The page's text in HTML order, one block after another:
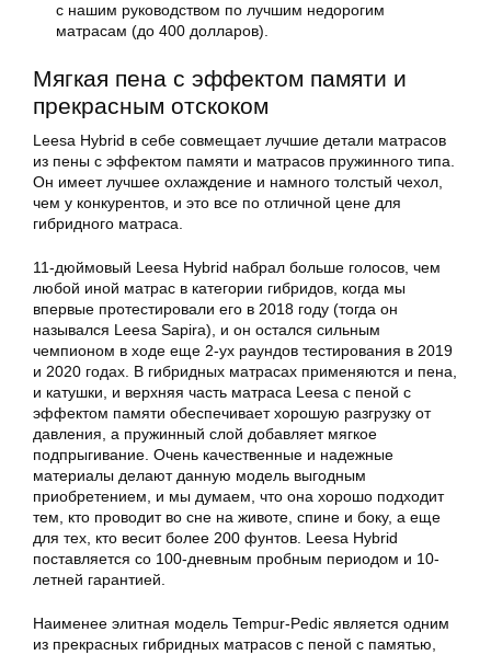
с нашим руководством по лучшим недорогим
матрасам (до 400 долларов).
Мягкая пена с эффектом памяти и
прекрасным отскоком
Leesa Hybrid в себе совмещает лучшие детали матрасов
из пены с эффектом памяти и матрасов пружинного типа.
Он имеет лучшее охлаждение и намного толстый чехол,
чем у конкурентов, и это все по отличной цене для
гибридного матраса.
11-дюймовый Leesa Hybrid набрал больше голосов, чем
любой иной матрас в категории гибридов, когда мы
впервые протестировали его в 2018 году (тогда он
назывался Leesa Sapira), и он остался сильным
чемпионом в ходе еще 2-ух раундов тестирования в 2019
и 2020 годах. В гибридных матрасах применяются и пена,
и катушки, и верхняя часть матраса Leesa с пеной с
эффектом памяти обеспечивает хорошую разгрузку от
давления, а пружинный слой добавляет мягкое
подпрыгивание. Очень качественные и надежные
материалы делают данную модель выгодным
приобретением, и мы думаем, что она хорошо подходит
тем, кто проводит во сне на животе, спине и боку, а еще
для тех, кто весит более 200 фунтов. Leesa Hybrid
поставляется со 100-дневным пробным периодом и 10-
летней гарантией.
Наименее элитная модель Tempur-Pedic является одним
из прекрасных гибридных матрасов с пеной с памятью,